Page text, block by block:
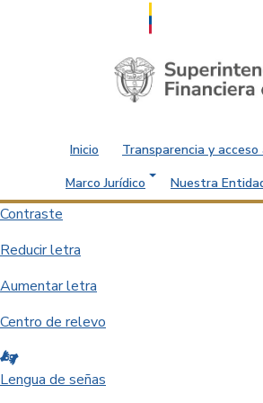
Saltar al contenido principal
Inicio Transparencia y
Marco Jurídico
Nuestra
Contraste
Reducir letra
Aumentar letra
Centro de relevo
Lengua de señas